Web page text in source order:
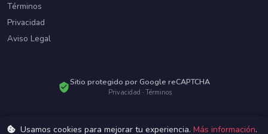
Términos
Privacidad
Aviso Legal
Sitio protegido por Google reCAPTCHA
Privacidad · Términos
© 2026 Diario Paraguayo. Todos los derechos reservados.
Usamos cookies para mejorar tu experiencia. Más información.